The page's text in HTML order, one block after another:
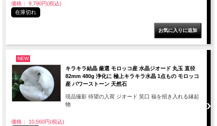
価格： 9,790円(税込)
在庫切れ
NEW
キラキラ結晶 厳選 モロッコ産 水晶ジオード 丸玉 直径
82mm 480g 浄化に 極上キラキラ水晶 1点もの モロッコ
産 パワーストーン 天然石
現品撮影 待望の入荷 ジオード 笑口 福を招き入れる縁起
物
価格： 10,560円(税込)